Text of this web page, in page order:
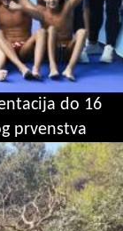
do 16
prvenstva